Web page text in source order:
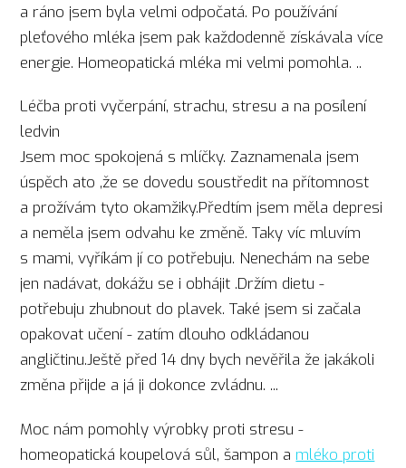
a ráno jsem byla velmi odpočatá. Po používání
pleťového mléka jsem pak každodenně získávala více
energie. Homeopatická mléka mi velmi pomohla. ..
Léčba proti vyčerpání, strachu, stresu a na posílení
ledvin
Jsem moc spokojená s mlíčky. Zaznamenala jsem
úspěch ato ,že se dovedu soustředit na přítomnost
a prožívám tyto okamžiky.Předtím jsem měla depresi
a neměla jsem odvahu ke změně. Taky víc mluvím
s mami, vyříkám jí co potřebuju. Nenechám na sebe
jen nadávat, dokážu se i obhájit .Držím dietu -
potřebuju zhubnout do plavek. Také jsem si začala
opakovat učení - zatím dlouho odkládanou
angličtinu.Ještě před 14 dny bych nevěřila že jakákoli
změna přijde a já ji dokonce zvládnu. ...
Moc nám pomohly výrobky proti stresu -
homeopatická koupelová sůl, šampon a mléko proti